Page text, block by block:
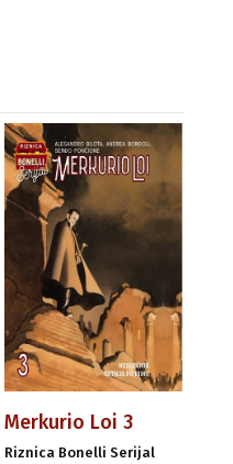
Merkurio Loi 3
Riznica Bonelli Serijal